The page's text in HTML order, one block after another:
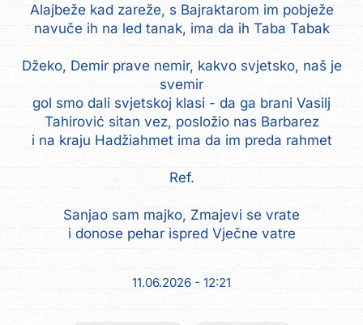
Alajbeže kad zareže, s Bajraktarom im pobježe
navuče ih na led tanak, ima da ih Taba Tabak
Džeko, Demir prave nemir, kakvo svjetsko, naš je
svemir
gol smo dali svjetskoj klasi - da ga brani Vasilj
Tahirović sitan vez, posložio nas Barbarez
i na kraju Hadžiahmet ima da im preda rahmet
Ref.
Sanjao sam majko, Zmajevi se vrate
i donose pehar ispred Vječne vatre
11.06.2026 - 12:21